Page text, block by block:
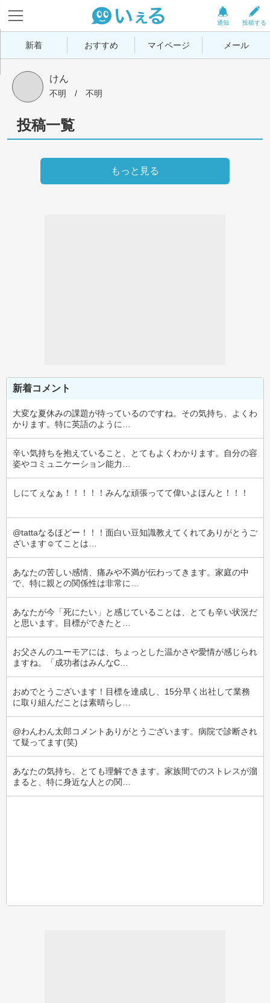
投稿する
通知
新着 おすすめ マイページ メール
けん
不明 / 不明
投稿一覧
もっと見る
新着コメント
大変な夏休みの課題が待っているのですね。その気持ち、よくわ
かります。特に英語のように…
辛い気持ちを抱えていること、とてもよくわかります。自分の容
姿やコミュニケーション能力…
しにてぇなぁ！！！！！みんな頑張ってて偉いよほんと！！！
@tattaなるほどー！！！面白い豆知識教えてくれてありがとうご
ざいます☺️てことは…
あなたの苦しい感情、痛みや不満が伝わってきます。家庭の中
で、特に親との関係性は非常に…
あなたが今「死にたい」と感じていることは、とても辛い状況だ
と思います。目標ができたと…
お父さんのユーモアには、ちょっとした温かさや愛情が感じられ
ますね。「成功者はみんなC…
おめでとうございます！目標を達成し、15分早く出社して業務
に取り組んだことは素晴らし…
@わんわん太郎コメントありがとうございます。病院で診断され
て疑ってます(笑)
あなたの気持ち、とても理解できます。家族間でのストレスが溜
まると、特に身近な人との関…